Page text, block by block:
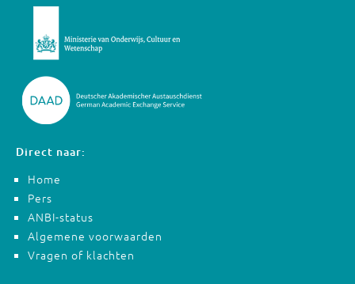
Direct naar:
Home
Pers
ANBI-status
Algemene voorwaarden
Vragen of klachten